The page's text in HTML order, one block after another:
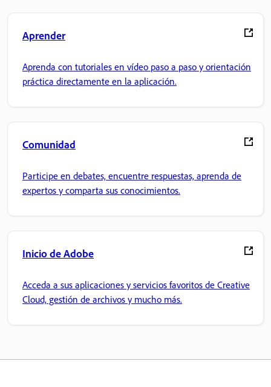
Aprender
Aprenda con tutoriales en vídeo paso a paso y orientación
práctica directamente en la aplicación.
Comunidad
Participe en debates, encuentre respuestas, aprenda de
expertos y comparta sus conocimientos.
Inicio de Adobe
Acceda a sus aplicaciones y servicios favoritos de Creative
Cloud, gestión de archivos y mucho más.